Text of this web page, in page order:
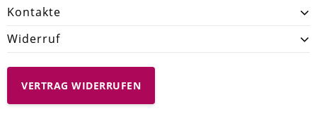
Kontakte
Widerruf
VERTRAG WIDERRUFEN